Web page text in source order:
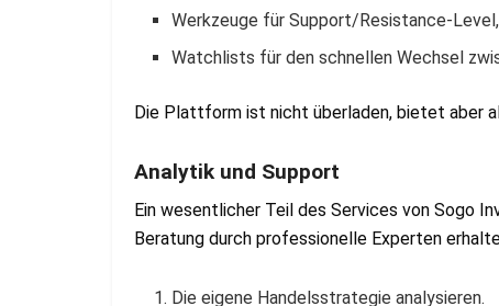
Werkzeuge für Support/Resistance-Level,
Watchlists für den schnellen Wechsel
Die Plattform ist nicht überladen, bietet aber
Analytik und Support
Ein wesentlicher Teil des Services von Sogo
Beratung durch professionelle Experten
Die eigene Handelsstrategie analysieren.